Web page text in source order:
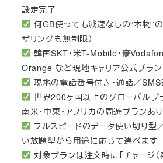
設定完了
何GB使っても減速なしの“本物”
ザリングも無制限）
韓国SKT・米T-Mobile・豪
Orange など現地キャリア公式プラ
現地の電話番号付き・通話／
世界200ヶ国以上のグローバルプラ
南米・中東・アフリカの周遊プランあり
フルスピードのデータ使い切り型
い放題型から用途に応じて選べます
対象プランは注文時に「チャージ